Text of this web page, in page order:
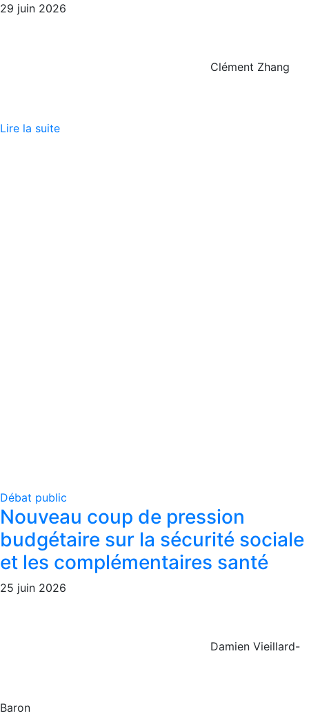
29 juin 2026
Clément Zhang
Lire la suite
Débat public
Nouveau coup de pression
budgétaire sur la sécurité sociale
et les complémentaires santé
25 juin 2026
Damien Vieillard-
Baron